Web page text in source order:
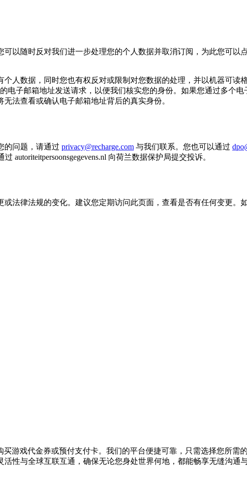
以随时反对我们进一步处理您的个人数据并取消订阅，为此您可
人数据，同时您也有权反对或限制对您数据的处理，并以机器可读
电子邮箱地址发送请求，以便我们核实您的身份。如果您通过多个
法查看或确认电子邮箱地址背后的真实身份。
的问题，请通过 privacy@recharge.com 与我们联系。您也可以通过
向荷兰数据保护局提交投诉。
法律法规的变化。建议您定期访问此页面，查看是否有任何变更。
买游戏代金券或预付支付卡。我们的平台便捷可靠，只需选择您所
性与全球互联互通，确保无论您身处世界何地，都能畅享无缝沟通与